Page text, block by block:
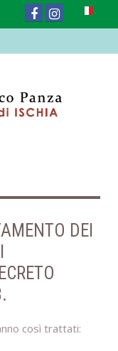
DEI
così trattati: